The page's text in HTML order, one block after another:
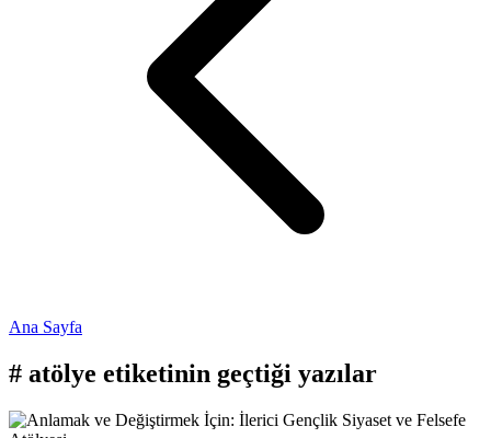
Ana Sayfa
# atölye etiketinin geçtiği yazılar